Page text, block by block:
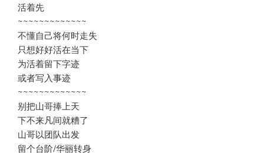
活着先
~~~~~~~~~~~~~
不懂自己将何时走失
只想好好活在当下
为活着留下字迹
或者写入事迹
~~~~~~~~~~~~~
别把山哥捧上天
下不来凡间就糟了
山哥以团队出发
留个台阶/华丽转身